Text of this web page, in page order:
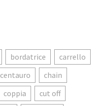
bordatrice
carrello
centauro
chain
coppia
cut off